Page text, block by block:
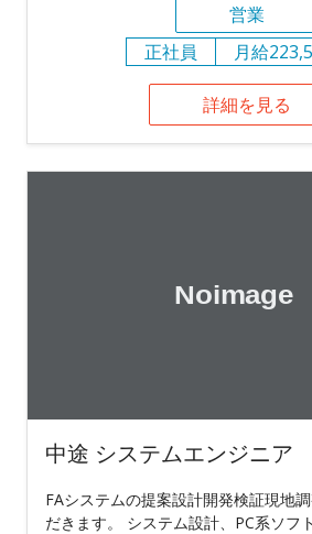
営業
正社員
月給
詳細を見る
中途 システムエンジニア
FAシステムの提案設計開発検証現地
だきます。 システム設計、PC系ソフ